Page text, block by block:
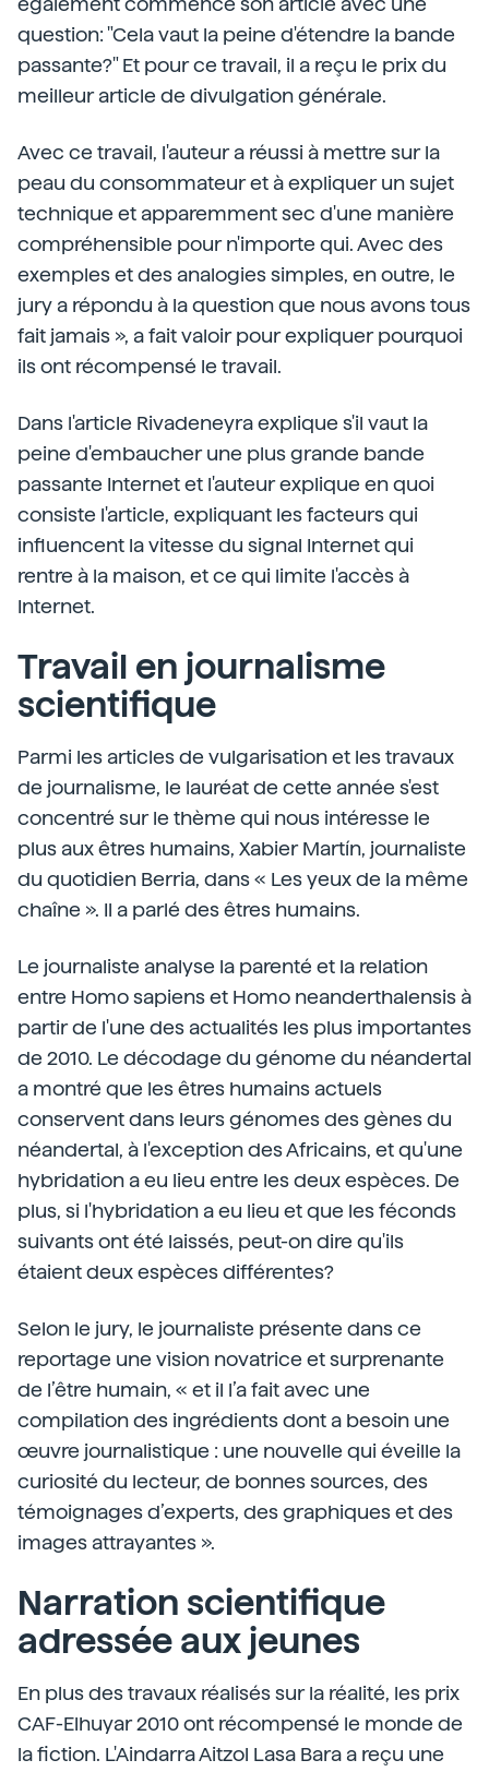
question: "Cela vaut la peine d'étendre la bande
passante?" Et pour ce travail, il a reçu le prix du
meilleur article de divulgation générale.
Avec ce travail, l'auteur a réussi à mettre sur la
peau du consommateur et à expliquer un sujet
technique et apparemment sec d'une manière
compréhensible pour n'importe qui. Avec des
exemples et des analogies simples, en outre, le
jury a répondu à la question que nous avons tous
fait jamais », a fait valoir pour expliquer pourquoi
ils ont récompensé le travail.
Dans l'article Rivadeneyra explique s'il vaut la
peine d'embaucher une plus grande bande
passante Internet et l'auteur explique en quoi
consiste l'article, expliquant les facteurs qui
influencent la vitesse du signal Internet qui
rentre à la maison, et ce qui limite l'accès à
Internet.
Travail en journalisme
scientifique
Parmi les articles de vulgarisation et les travaux
de journalisme, le lauréat de cette année s'est
concentré sur le thème qui nous intéresse le
plus aux êtres humains, Xabier Martín, journaliste
du quotidien Berria, dans « Les yeux de la même
chaîne ». Il a parlé des êtres humains.
Le journaliste analyse la parenté et la relation
entre Homo sapiens et Homo neanderthalensis à
partir de l'une des actualités les plus importantes
de 2010. Le décodage du génome du néandertal
a montré que les êtres humains actuels
conservent dans leurs génomes des gènes du
néandertal, à l'exception des Africains, et qu'une
hybridation a eu lieu entre les deux espèces. De
plus, si l'hybridation a eu lieu et que les féconds
suivants ont été laissés, peut-on dire qu'ils
étaient deux espèces différentes?
Selon le jury, le journaliste présente dans ce
reportage une vision novatrice et surprenante
de l’être humain, « et il l’a fait avec une
compilation des ingrédients dont a besoin une
œuvre journalistique : une nouvelle qui éveille la
curiosité du lecteur, de bonnes sources, des
témoignages d’experts, des graphiques et des
images attrayantes ».
Narration scientifique
adressée aux jeunes
En plus des travaux réalisés sur la réalité, les prix
CAF-Elhuyar 2010 ont récompensé le monde de
la fiction. L'Aindarra Aitzol Lasa Bara a reçu une